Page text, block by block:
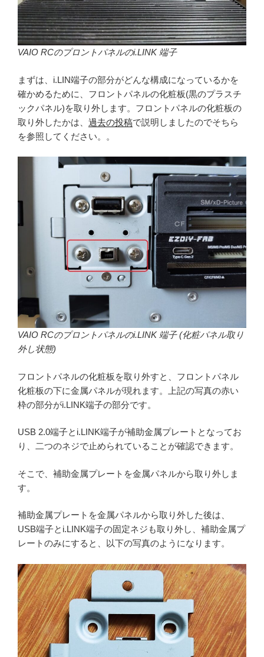
VAIO RCのプロントパネルのi.LINK 端子
まずは、i.LIN端子の部分がどんな構成になっているかを
確かめるために、フロントパネルの化粧板(黒のプラスチ
ックパネル)を取り外します。フロントパネルの化粧板の
取り外したかは、 過去の投稿で説明しましたのでそちら
を参照してください。。
VAIO RCのプロントパネルのi.LINK 端子 (化粧パネル取り
外し状態)
フロントパネルの化粧板を取り外すと、フロントパネル
化粧板の下に金属パネルが現れます。上記の写真の赤い
枠の部分がi.LINK端子の部分です。
USB 2.0端子とi.LINK端子が補助金属プレートとなってお
り、二つのネジで止められていることが確認できます。
そこで、補助金属プレートを金属パネルから取り外しま
す。
補助金属プレートを金属パネルから取り外した後は、
USB端子とi.LINK端子の固定ネジも取り外し、補助金属プ
レートのみにすると、以下の写真のようになります。